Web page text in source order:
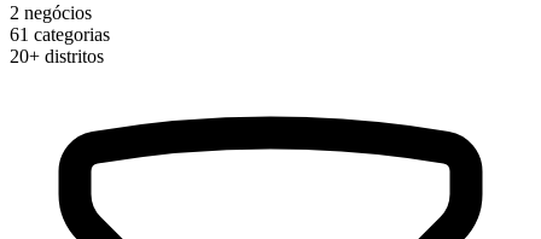
2 negócios
61 categorias
20+ distritos